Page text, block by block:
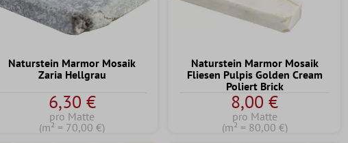
Naturstein Marmor Mosaik
Zaria Hellgrau
6,30 €
pro Matte
(m² = 70,00 €)
Naturstein Marmor Mosaik
Fliesen Pulpis Golden Cream
Poliert Brick
8,00 €
pro Matte
(m² = 80,00 €)